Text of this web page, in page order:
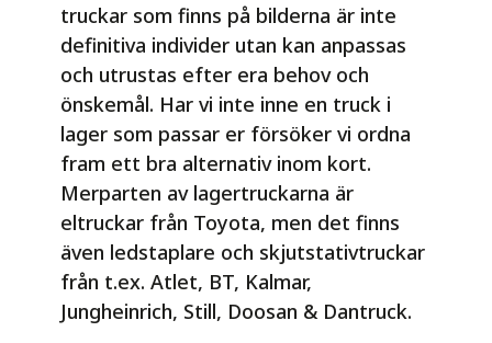
truckar som finns på bilderna är inte
definitiva individer utan kan anpassas
och utrustas efter era behov och
önskemål. Har vi inte inne en truck i
lager som passar er försöker vi ordna
fram ett bra alternativ inom kort.
Merparten av lagertruckarna är
eltruckar från Toyota, men det finns
även ledstaplare och skjutstativtruckar
från t.ex. Atlet, BT, Kalmar,
Jungheinrich, Still, Doosan & Dantruck.